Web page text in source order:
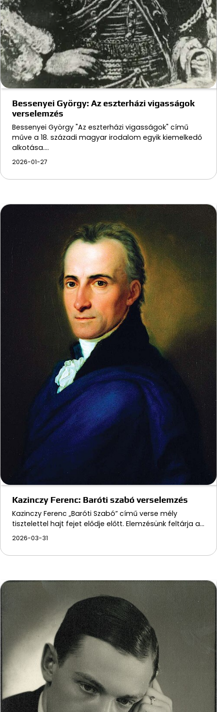
Bessenyei György: Az eszterházi vigasságok
verselemzés
Bessenyei György "Az eszterházi vigasságok" című
műve a 18. századi magyar irodalom egyik kiemelkedő
alkotása.…
2026-01-27
Kazinczy Ferenc: Baróti szabó verselemzés
Kazinczy Ferenc „Baróti Szabó” című verse mély
tisztelettel hajt fejet elődje előtt. Elemzésünk feltárja a…
2026-03-31